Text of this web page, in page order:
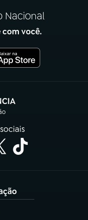
Nacional
com você.
nova aba)